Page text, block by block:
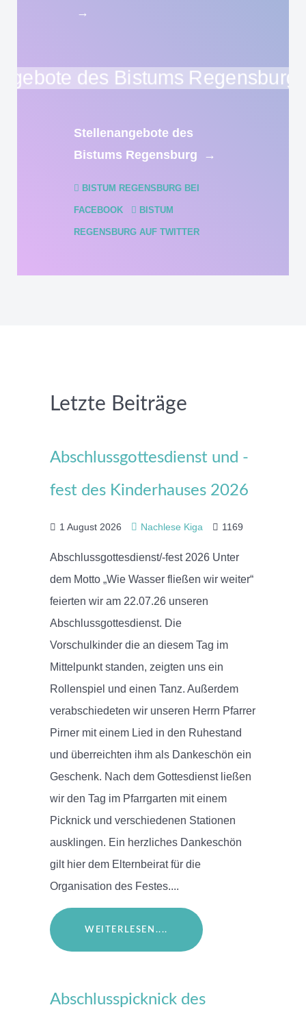
→
Stellenangebote des
Bistums Regensburg
→
BISTUM REGENSBURG BEI
FACEBOOK BISTUM
REGENSBURG AUF TWITTER
Letzte Beiträge
Abschlussgottesdienst und -
fest des Kinderhauses 2026
1 August 2026 Nachlese Kiga 1169
Abschlussgottesdienst/-fest 2026 Unter
dem Motto „Wie Wasser fließen wir weiter“
feierten wir am 22.07.26 unseren
Abschlussgottesdienst. Die
Vorschulkinder die an diesem Tag im
Mittelpunkt standen, zeigten uns ein
Rollenspiel und einen Tanz. Außerdem
verabschiedeten wir unseren Herrn Pfarrer
Pirner mit einem Lied in den Ruhestand
und überreichten ihm als Dankeschön ein
Geschenk. Nach dem Gottesdienst ließen
wir den Tag im Pfarrgarten mit einem
Picknick und verschiedenen Stationen
ausklingen. Ein herzliches Dankeschön
gilt hier dem Elternbeirat für die
Organisation des Festes....
WEITERLESEN....
Abschlusspicknick des